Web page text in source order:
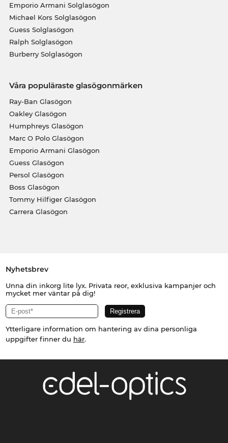
Emporio Armani Solglasögon
Michael Kors Solglasögon
Guess Solglasögon
Ralph Solglasögon
Burberry Solglasögon
Våra populäraste glasögonmärken
Ray-Ban Glasögon
Oakley Glasögon
Humphreys Glasögon
Marc O Polo Glasögon
Emporio Armani Glasögon
Guess Glasögon
Persol Glasögon
Boss Glasögon
Tommy Hilfiger Glasögon
Carrera Glasögon
Nyhetsbrev
Unna din inkorg lite lyx. Privata reor, exklusiva kampanjer och
mycket mer väntar på dig!
Ytterligare information om hantering av dina personliga
uppgifter finner du här.